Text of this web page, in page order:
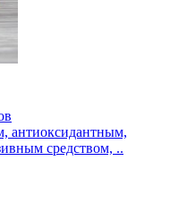
антиоксидантным,
средством, ..